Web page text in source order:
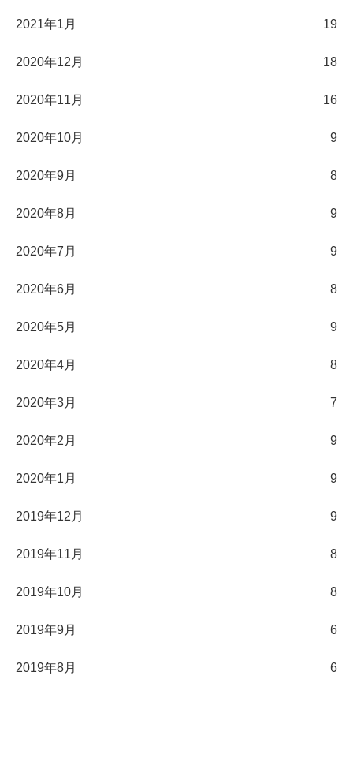
2021年1月 19
2020年12月 18
2020年11月 16
2020年10月 9
2020年9月 8
2020年8月 9
2020年7月 9
2020年6月 8
2020年5月 9
2020年4月 8
2020年3月 7
2020年2月 9
2020年1月 9
2019年12月 9
2019年11月 8
2019年10月 8
2019年9月 6
2019年8月 6